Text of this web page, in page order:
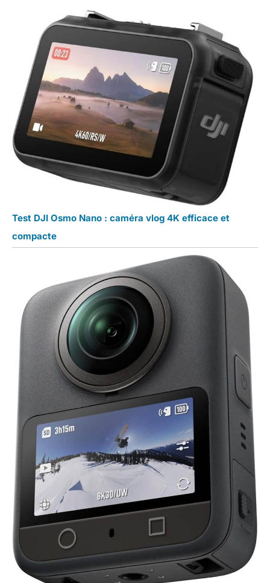
Test DJI Osmo Nano : caméra vlog 4K efficace et
compacte